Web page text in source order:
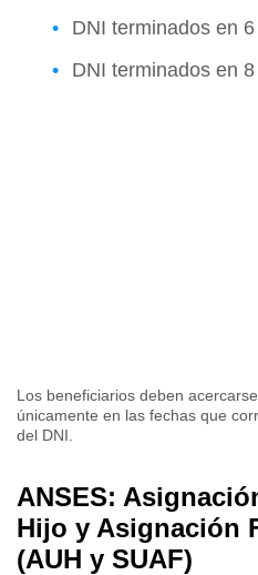
DNI terminados en
DNI terminados en
Los beneficiarios deben
únicamente en las fechas que
del DNI.
ANSES:
Hijo y Asignación
(AUH y SUAF)